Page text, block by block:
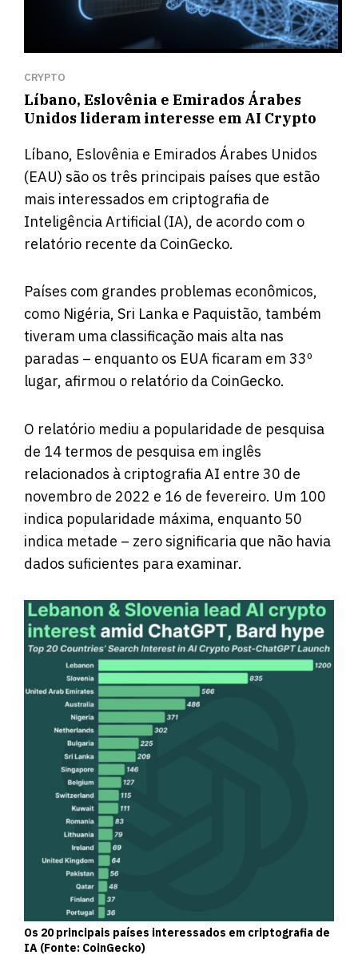
CRYPTO
Líbano, Eslovênia e Emirados Árabes
Unidos lideram interesse em AI Crypto
Líbano, Eslovênia e Emirados Árabes Unidos
(EAU) são os três principais países que estão
mais interessados ​​em criptografia de
Inteligência Artificial (IA), de acordo com o
relatório recente da CoinGecko.
Países com grandes problemas econômicos,
como Nigéria, Sri Lanka e Paquistão, também
tiveram uma classificação mais alta nas
paradas – enquanto os EUA ficaram em 33º
lugar, afirmou o relatório da CoinGecko.
O relatório mediu a popularidade de pesquisa
de 14 termos de pesquisa em inglês
relacionados à criptografia AI entre 30 de
novembro de 2022 e 16 de fevereiro. Um 100
indica popularidade máxima, enquanto 50
indica metade – zero significaria que não havia
dados suficientes para examinar.
Os 20 principais países interessados ​​em criptografia de
IA (Fonte: CoinGecko)